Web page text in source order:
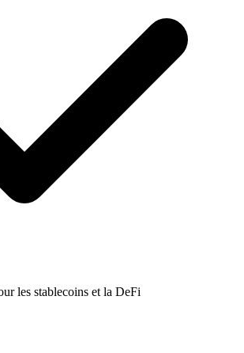
les stablecoins et la DeFi